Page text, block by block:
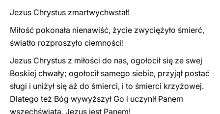
Jezus Chrystus zmartwychwstał!
Miłość pokonała nienawiść, życie zwyciężyło śmierć,
światło rozproszyło ciemności!
Jezus Chrystus z miłości do nas, ogołocił się ze swej
Boskiej chwały; ogołocił samego siebie, przyjął postać
sługi i uniżył się aż do śmierci, i to śmierci krzyżowej.
Dlatego też Bóg wywyższył Go i uczynił Panem
wszechświata. Jezus jest Panem!